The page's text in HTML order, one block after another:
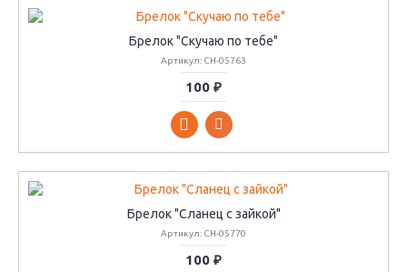
Брелок "Скучаю по тебе"
Артикул: CH-05763
100 ₽
Брелок "Сланец с зайкой"
Артикул: CH-05770
100 ₽